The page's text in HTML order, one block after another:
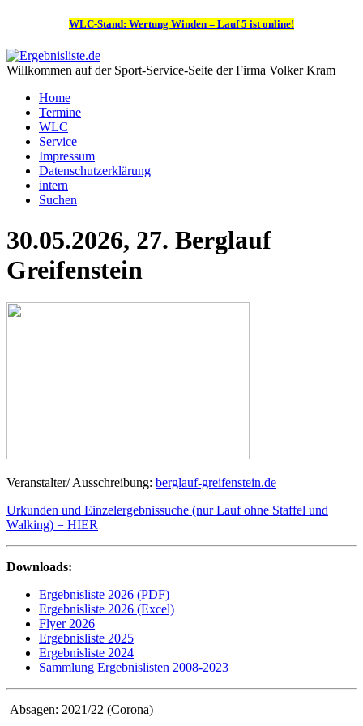
WLC-Stand: Wertung Winden = Lauf 5 ist online!
Willkommen auf der Sport-Service-Seite der Firma Volker Kram
Home
Termine
WLC
Service
Impressum
Datenschutzerklärung
intern
Suchen
30.05.2026, 27. Berglauf
Greifenstein
Veranstalter/ Ausschreibung: berglauf-greifenstein.de
Urkunden und Einzelergebnissuche (nur Lauf ohne Staffel und
Walking) = HIER
Downloads:
Ergebnisliste 2026 (PDF)
Ergebnisliste 2026 (Excel)
Flyer 2026
Ergebnisliste 2025
Ergebnisliste 2024
Sammlung Ergebnislisten 2008-2023
Absagen: 2021/22 (Corona)